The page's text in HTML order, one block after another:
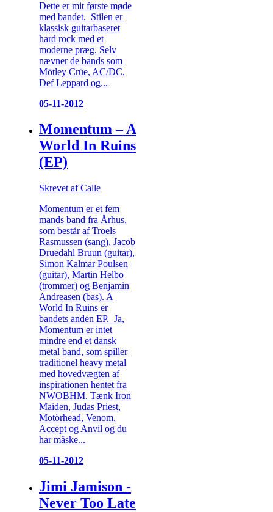
Dette er mit første møde
med bandet. Stilen er
klassisk guitarbaseret
hard rock med et
moderne præg. Selv
nævner de bands som
Mötley Crüe, AC/DC,
Def Leppard og...
05-11-2012
Momentum – A
World In Ruins
(EP)
Skrevet af Calle
Momentum er et fem
mands band fra Århus,
som består af Troels
Rasmussen (sang), Jacob
Druedahl Bruun (guitar),
Simon Kalmar Poulsen
(guitar), Martin Helbo
(trommer) og Benjamin
Andreasen (bas). A
World In Ruins er
bandets anden EP. Ja,
Momentum er intet
mindre end et dansk
metal band, som spiller
traditionel heavy metal
med hovedvægten af
inspirationen hentet fra
NWOBHM. Tænk Iron
Maiden, Judas Priest,
Motörhead, Venom,
Accept og Anvil og du
har måske...
05-11-2012
Jimi Jamison -
Never Too Late